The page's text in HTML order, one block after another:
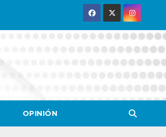
OPINIÓN